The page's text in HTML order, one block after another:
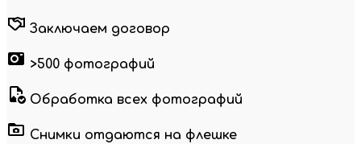
Заключаем договор
>500 фотографий
Обработка всех фотографий
Снимки отдаются на флешке